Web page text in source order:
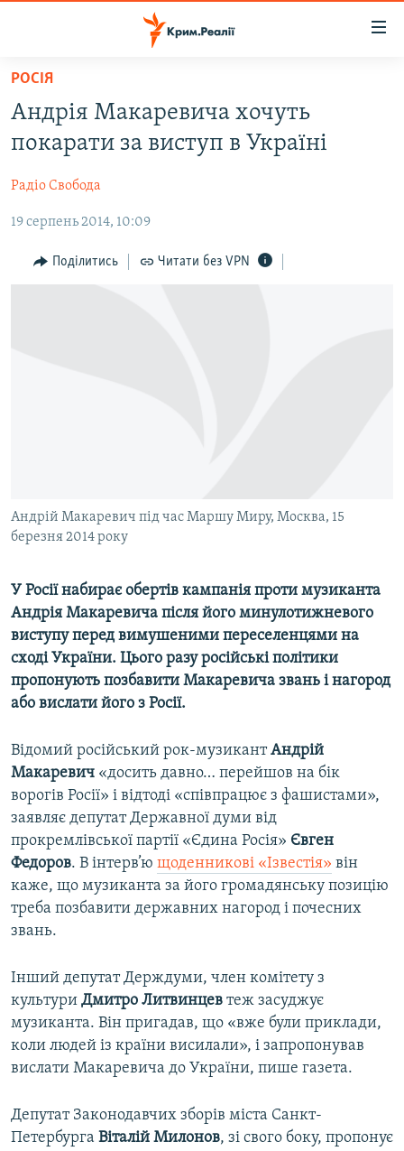
Перейти
основного
матеріалу
до
навігації
Перейти
ВОДА.КРИМ
ВІДЕО ТА ФОТО
ПОЛІТИКА
БЛОГИ
ПОГЛЯД
ІНФОГРАФІКА
ДОЛУЧАЙСЯ!
Усі сайти RFE/RL
РОСІЯ
Андрія Макаревича хочуть
покарати за виступ в Україні
Радіо Свобода
19 серпень 2014, 10:09
Поділитись Читати без VPN
Андрій Макаревич під час Маршу Миру, Москва, 15
березня 2014 року
У Росії набирає обертів кампанія проти музиканта
Андрія Макаревича після його минулотижневого
виступу перед вимушеними переселенцями на
сході України. Цього разу російські політики
пропонують позбавити Макаревича звань і нагород
або вислати його з Росії.
Відомий російський рок-музикантАндрій
Макаревич «досить давно… перейшов на бік
ворогів Росії» і відтоді «співпрацює з фашистами»,
заявляє депутат Державної думи від
прокремлівської партії «Єдина Росія» Євген
Федоров. В інтерв’ю щоденникові «Ізвестія» він
каже, що музиканта за його громадянську позицію
треба позбавити державних нагород і почесних
звань.
Інший депутат Держдуми, член комітету з
культури Дмитро Литвинцев теж засуджує
музиканта. Він пригадав, що «вже були приклади,
коли людей із країни висилали», і запропонував
вислати Макаревича до України, пише газета.
Депутат Законодавчих зборів міста Санкт-
Петербурга Віталій Милонов, зі свого боку, пропонує